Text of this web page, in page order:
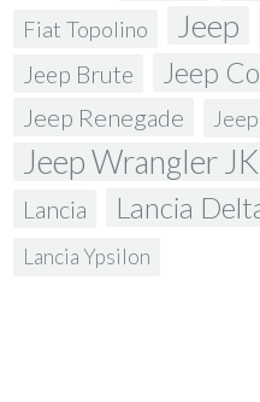
Fiat Topolino Jeep
Jeep Brute Jeep
Jeep Renegade
Jeep Wrangler JK
Lancia Lancia
Lancia Ypsilon